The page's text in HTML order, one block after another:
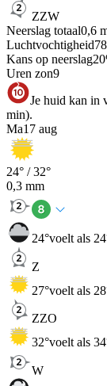
ZZW
Neerslag totaal0,6
Luchtvochtigheid78
Kans op neerslag20
Uren zon9
Je huid kan in
min).
Ma17 aug
24° /32°
0,3 mm
24°voelt als
Z
27°voelt als
ZZO
32°voelt als
W